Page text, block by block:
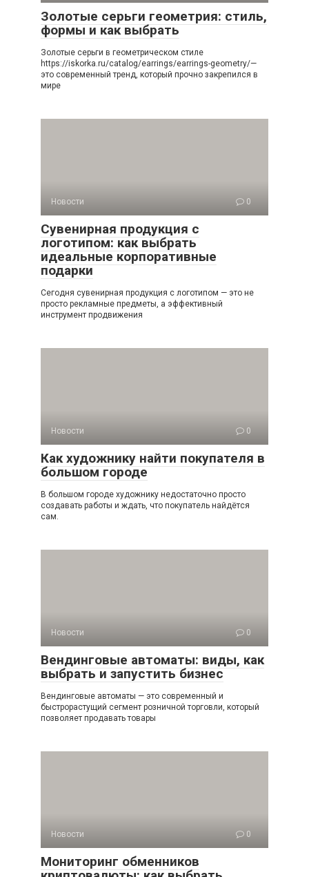
Золотые серьги геометрия: стиль,
формы и как выбрать
Золотые серьги в геометрическом стиле
https://iskorka.ru/catalog/earrings/earrings-geometry/—
это современный тренд, который прочно закрепился в
мире
Новости 0
Сувенирная продукция с
логотипом: как выбрать
идеальные корпоративные
подарки
Сегодня сувенирная продукция с логотипом — это не
просто рекламные предметы, а эффективный
инструмент продвижения
Новости 0
Как художнику найти покупателя в
большом городе
В большом городе художнику недостаточно просто
создавать работы и ждать, что покупатель найдётся
сам.
Новости 0
Вендинговые автоматы: виды, как
выбрать и запустить бизнес
Вендинговые автоматы — это современный и
быстрорастущий сегмент розничной торговли, который
позволяет продавать товары
Новости 0
Мониторинг обменников